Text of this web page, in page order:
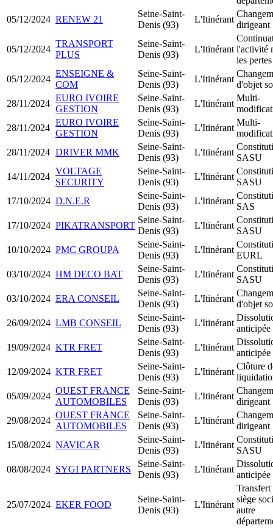
05/12/2024 RENEW 21
Seine-Saint-
Denis (93)
L'Itinérant
dirigeant
05/12/2024
TRANSPORT
PLUS
Seine-Saint-
Denis (93)
L'Itinérant l'activité
les pertes
05/12/2024
ENSEIGNE &
COM
Seine-Saint-
Denis (93)
L'Itinérant
d'objet
28/11/2024
EURO IVOIRE
GESTION
Seine-Saint-
Denis (93)
L'Itinérant
Multi-
28/11/2024
EURO IVOIRE
GESTION
Seine-Saint-
Denis (93)
L'Itinérant
Multi-
28/11/2024 DRIVER MMK
Seine-Saint-
Denis (93)
L'Itinérant
SASU
14/11/2024
VOLTAGE
SECURITY
Seine-Saint-
Denis (93)
L'Itinérant
SASU
17/10/2024 D.N.E.R
Seine-Saint-
Denis (93)
L'Itinérant
SAS
17/10/2024 PIKATRANSPORT
Seine-Saint-
Denis (93)
L'Itinérant
SASU
10/10/2024 PMC GROUPA
Seine-Saint-
Denis (93)
L'Itinérant
EURL
03/10/2024 HM DECO BAT
Seine-Saint-
Denis (93)
L'Itinérant
SASU
03/10/2024 ERA CONSEIL
Seine-Saint-
Denis (93)
L'Itinérant
d'objet
26/09/2024 LMB CONSEIL
Seine-Saint-
Denis (93)
L'Itinérant
anticipée
19/09/2024 KTR FRET
Seine-Saint-
Denis (93)
L'Itinérant
anticipée
12/09/2024 KTR FRET
Seine-Saint-
Denis (93)
L'Itinérant
Clôture
05/09/2024
OUEST FRANCE
AUTOMOBILES
Seine-Saint-
Denis (93)
L'Itinérant
dirigeant
29/08/2024
OUEST FRANCE
AUTOMOBILES
Seine-Saint-
Denis (93)
L'Itinérant
dirigeant
15/08/2024 NAVICAR
Seine-Saint-
Denis (93)
L'Itinérant
SASU
08/08/2024 SYGI PARTNERS
Seine-Saint-
Denis (93)
L'Itinérant
anticipée
25/07/2024 EKER FOOD
Seine-Saint-
Denis (93)
L'Itinérant
Transfert
siège
autre